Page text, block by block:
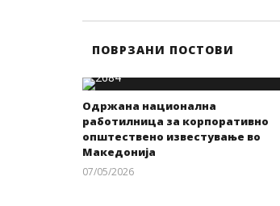
ПОВРЗАНИ ПОСТОВИ
Одржана национална
работилница за корпоративно
општествено известување во
Македонија
07/05/2026